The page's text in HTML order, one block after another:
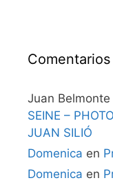
Juan
SEINE –
JUAN SILIÓ
Domenica en
Domenica en